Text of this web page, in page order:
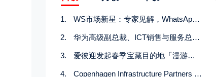
WS市场新星：专家见解，WhatsApp营销工具的巨大效果引发了好奇心
华为高级副总裁、ICT销售与服务总裁李鹏：智能时代，共同繁荣
爱彼迎发起春季宝藏目的地「漫游」之旅，邀你解锁Chill樱花季
Copenhagen Infrastructure Partners signs preferred supply agreement with LS Cable for Taiwan project